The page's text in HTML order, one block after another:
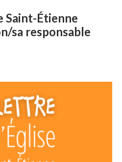
Saint-Étienne
sa responsable